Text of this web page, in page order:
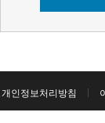
개인정보처리방침